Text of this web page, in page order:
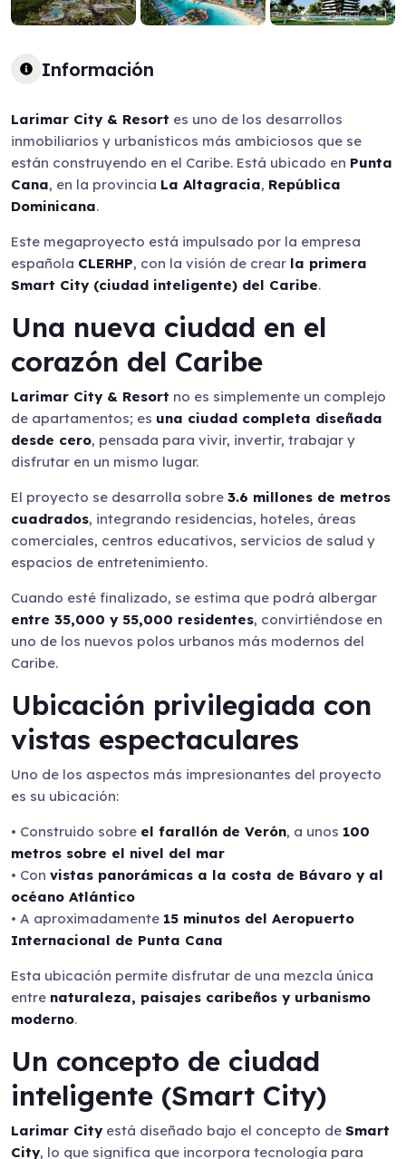
Información
Larimar City & Resort es uno de los desarrollos
inmobiliarios y urbanísticos más ambiciosos que se
están construyendo en el Caribe. Está ubicado en Punta
Cana, en la provincia La Altagracia, República
Dominicana.
Este megaproyecto está impulsado por la empresa
española CLERHP, con la visión de crear la primera
Smart City (ciudad inteligente) del Caribe.
Una nueva ciudad en el
corazón del Caribe
Larimar City & Resort no es simplemente un complejo
de apartamentos; es una ciudad completa diseñada
desde cero, pensada para vivir, invertir, trabajar y
disfrutar en un mismo lugar.
El proyecto se desarrolla sobre 3.6 millones de metros
cuadrados, integrando residencias, hoteles, áreas
comerciales, centros educativos, servicios de salud y
espacios de entretenimiento.
Cuando esté finalizado, se estima que podrá albergar
entre 35,000 y 55,000 residentes, convirtiéndose en
uno de los nuevos polos urbanos más modernos del
Caribe.
Ubicación privilegiada con
vistas espectaculares
Uno de los aspectos más impresionantes del proyecto
es su ubicación:
• Construido sobre el farallón de Verón, a unos 100
metros sobre el nivel del mar
• Con vistas panorámicas a la costa de Bávaro y al
océano Atlántico
• A aproximadamente 15 minutos del Aeropuerto
Internacional de Punta Cana
Esta ubicación permite disfrutar de una mezcla única
entre naturaleza, paisajes caribeños y urbanismo
moderno.
Un concepto de ciudad
inteligente (Smart City)
Larimar Cityestá diseñado bajo el concepto de Smart
City, lo que significa que incorpora tecnología para
Guia Empresarial RD IA
¡Hola! ¿En qué puedo ayudarte?